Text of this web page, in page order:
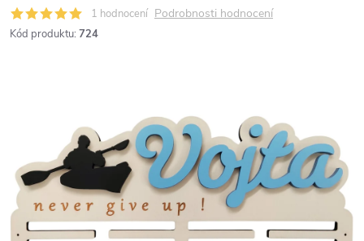
1 hodnocení Podrobnosti hodnocení
Kód produktu: 724